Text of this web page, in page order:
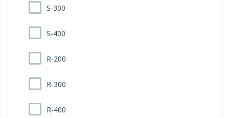
S-300
S-400
R-200
R-300
R-400